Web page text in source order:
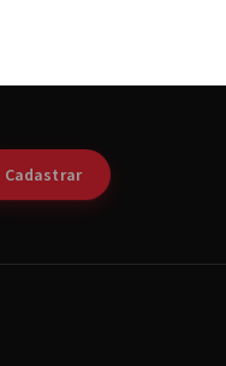
Cadastrar